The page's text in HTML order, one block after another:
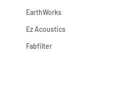
EarthWorks
Ez Acoustics
Fabfilter